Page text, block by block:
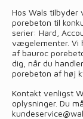
Hos Wals tilbyder
porebeton til
serier: Hard,
vægelementer. Vi
af bauroc
dig, når du
porebeton af høj
Kontakt venligst
oplysninger. Du